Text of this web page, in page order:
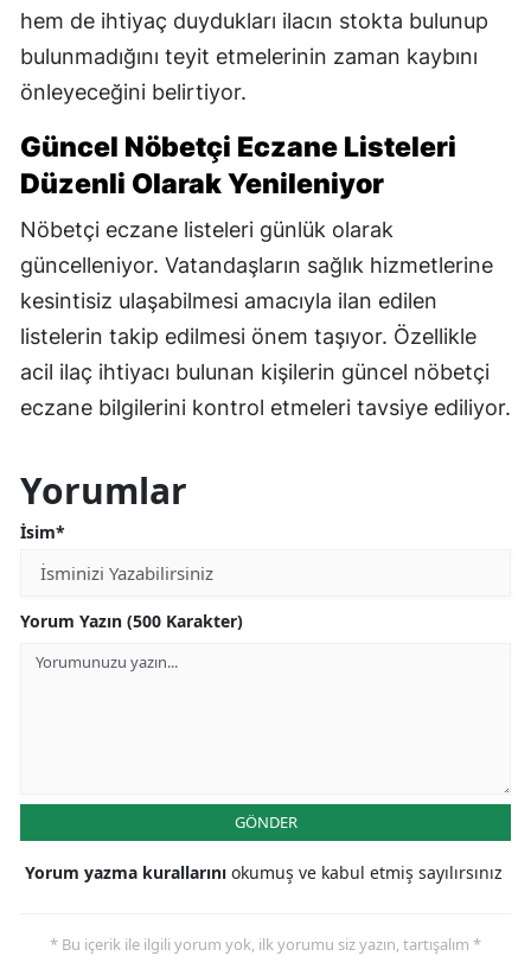
hem de ihtiyaç duydukları ilacın stokta bulunup
bulunmadığını teyit etmelerinin zaman kaybını
önleyeceğini belirtiyor.
Güncel Nöbetçi Eczane Listeleri
Düzenli Olarak Yenileniyor
Nöbetçi eczane listeleri günlük olarak
güncelleniyor. Vatandaşların sağlık hizmetlerine
kesintisiz ulaşabilmesi amacıyla ilan edilen
listelerin takip edilmesi önem taşıyor. Özellikle
acil ilaç ihtiyacı bulunan kişilerin güncel nöbetçi
eczane bilgilerini kontrol etmeleri tavsiye ediliyor.
Yorumlar
İsim*
Yorum Yazın (500 Karakter)
GÖNDER
Yorum yazma kurallarını okumuş ve kabul etmiş sayılırsınız
* Bu içerik ile ilgili yorum yok, ilk yorumu siz yazın, tartışalım *